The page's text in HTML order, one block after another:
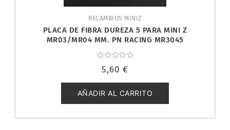
RECAMBIOS MINIZ
PLACA DE FIBRA DUREZA 5 PARA MINI Z
MR03/MR04 MM. PN RACING MR3045
con
de
5
5,60 €
AÑADIR AL CARRITO